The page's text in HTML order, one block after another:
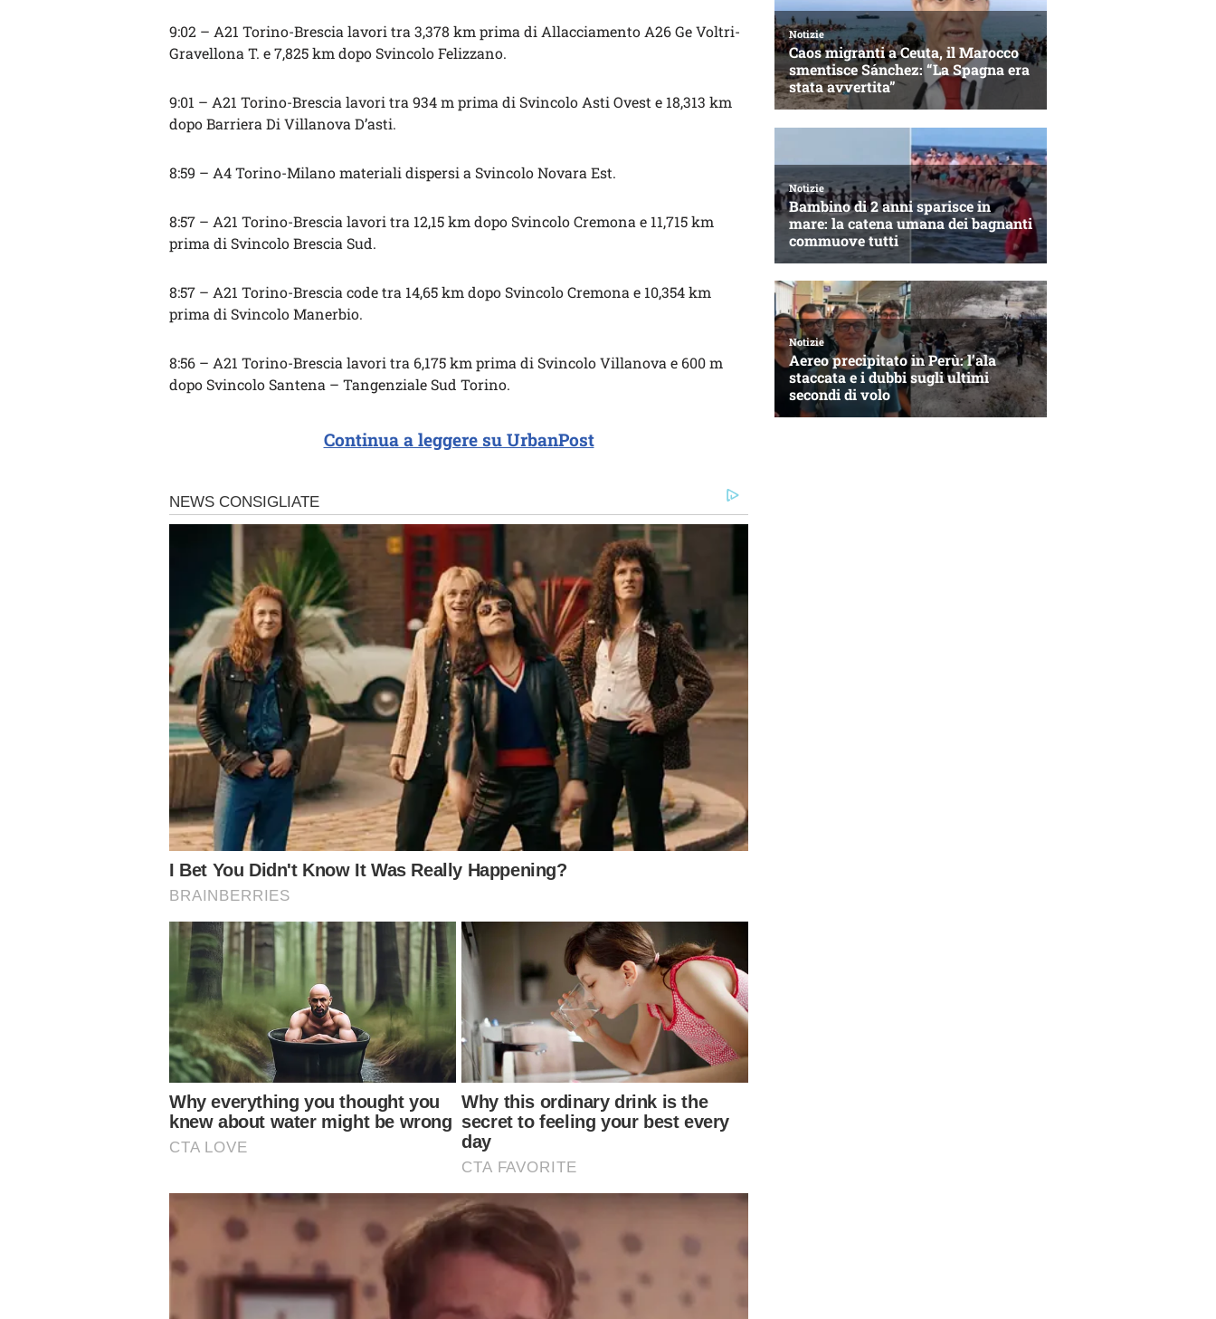
9:02 – A21 Torino-Brescia lavori tra 3,378 km prima di Allacciamento A26 Ge Voltri-
Gravellona T. e 7,825 km dopo Svincolo Felizzano.
9:01 – A21 Torino-Brescia lavori tra 934 m prima di Svincolo Asti Ovest e 18,313 km
dopo Barriera Di Villanova D’asti.
8:59 – A4 Torino-Milano materiali dispersi a Svincolo Novara Est.
8:57 – A21 Torino-Brescia lavori tra 12,15 km dopo Svincolo Cremona e 11,715 km
prima di Svincolo Brescia Sud.
8:57 – A21 Torino-Brescia code tra 14,65 km dopo Svincolo Cremona e 10,354 km
prima di Svincolo Manerbio.
8:56 – A21 Torino-Brescia lavori tra 6,175 km prima di Svincolo Villanova e 600 m
dopo Svincolo Santena – Tangenziale Sud Torino.
Continua a leggere su UrbanPost